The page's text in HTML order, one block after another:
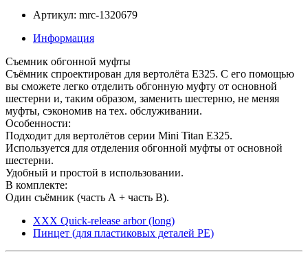
Артикул: mrc-1320679
Информация
Съемник обгонной муфты
Съёмник спроектирован для вертолёта E325. С его помощью
вы сможете легко отделить обгонную муфту от основной
шестерни и, таким образом, заменить шестерню, не меняя
муфты, сэкономив на тех. обслуживании.
Особенности:
Подходит для вертолётов серии Mini Titan E325.
Используется для отделения обгонной муфты от основной
шестерни.
Удобный и простой в использовании.
В комплекте:
Один съёмник (часть А + часть В).
XXX Quick-release arbor (long)
Пинцет (для пластиковых деталей PE)